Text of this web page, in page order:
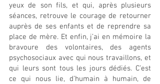
yeux de son fils, et qui, après plusieurs
séances, retrouve le courage de retourner
auprès de ses enfants et de reprendre sa
place de mère. Et enfin, j’ai en mémoire la
bravoure des volontaires, des agents
psychosociaux avec qui nous travaillons, et
qui leurs sont tous les jours dédiés. C’est
ce qui nous lie, d’humain à humain, de